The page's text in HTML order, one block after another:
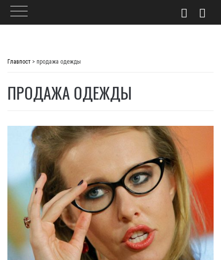
Главпост > продажа одежды
ПРОДАЖА ОДЕЖДЫ